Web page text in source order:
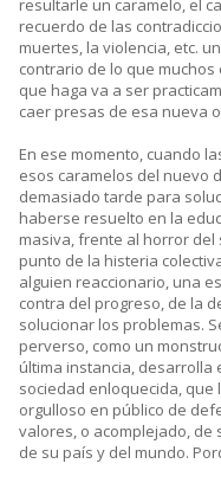
resultarle un caramelo, el
recuerdo de las
muertes, la violencia, etc.
contrario de lo que
que haga va a ser
caer presas de esa nueva
En ese momento, cuando
esos caramelos del nuevo
demasiado tarde para
haberse resuelto en la
masiva, frente al horror del
punto de la histeria
alguien reaccionario, una
contra del progreso, de la
solucionar los problemas.
perverso, como un
última instancia, desarrolla
sociedad enloquecida,
orgulloso en público de
valores, o acomplejado,
de su país y del mundo.